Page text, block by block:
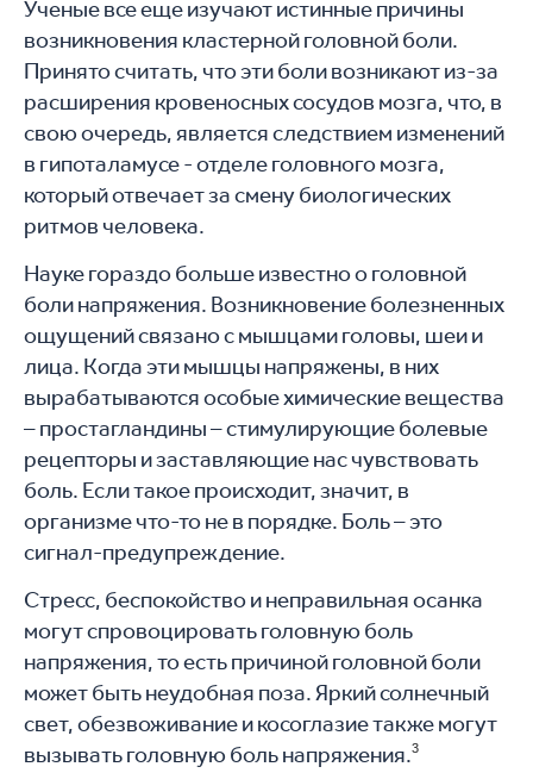
Ученые все еще изучают истинные причины
возникновения кластерной головной боли.
Принято считать, что эти боли возникают из-за
расширения кровеносных сосудов мозга, что, в
свою очередь, является следствием изменений
в гипоталамусе - отделе головного мозга,
который отвечает за смену биологических
ритмов человека.
Науке гораздо больше известно о головной
боли напряжения. Возникновение болезненных
ощущений связано с мышцами головы, шеи и
лица. Когда эти мышцы напряжены, в них
вырабатываются особые химические вещества
– простагландины – стимулирующие болевые
рецепторы и заставляющие нас чувствовать
боль. Если такое происходит, значит, в
организме что-то не в порядке. Боль – это
сигнал-предупреждение.
Стресс, беспокойство и неправильная осанка
могут спровоцировать головную боль
напряжения, то есть причиной головной боли
может быть неудобная поза. Яркий солнечный
свет, обезвоживание и косоглазие также могут
вызывать головную боль напряжения.3